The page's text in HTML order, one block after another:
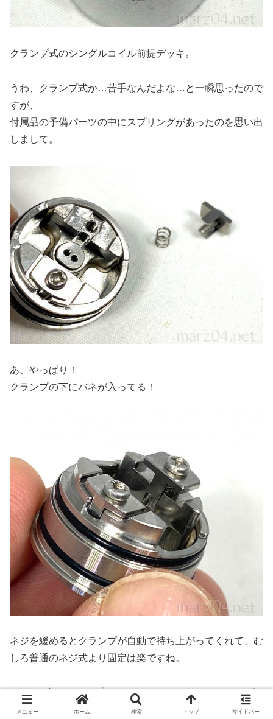
クランプ式のシングルコイル前提デッキ。
うわ、クランプ式か…苦手なんだよな…と一瞬思ったので
すが、
付属品の予備パーツの中にスプリングがあったのを思い出
しまして。
あ、やっぱり！
クランプの下にバネが入ってる！
ネジを緩めるとクランプが自動で持ち上がってくれて、む
しろ普通のネジ式より固定は楽ですね。
しかもT字のクランプになっており、コイルをどちらの向
きに巻いても固定出来るようになっています。
メニュー ホーム 検索 トップ サイドバー